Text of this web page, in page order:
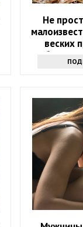
Не
веских
клубнику